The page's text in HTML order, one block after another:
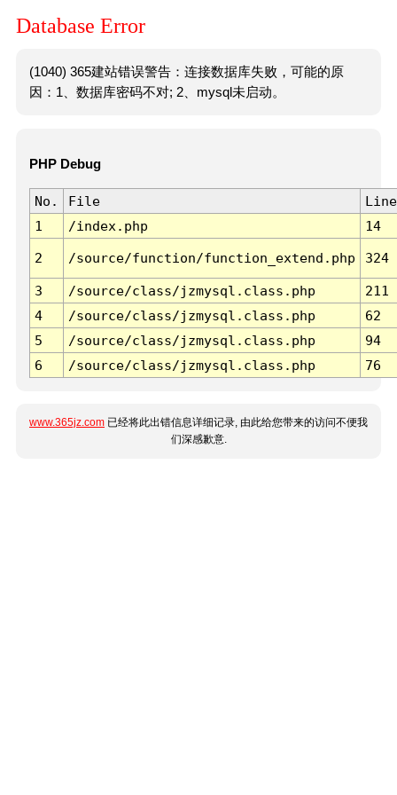
Database Error
(1040) 365建站错误警告：连接数据库失败，可能的原
因：1、数据库密码不对; 2、mysql未启动。
PHP Debug
No. File
Line
1
/index.php 14
2 /source/function/function_extend.php 324
3 /source/class/jzmysql.class.php
211
4
/source/class/jzmysql.class.php
62
5
/source/class/jzmysql.class.php
94
6
/source/class/jzmysql.class.php 76
www.365jz.com 已经将此出错信息详细记录, 由此给您带来的访问不便我
们深感歉意.